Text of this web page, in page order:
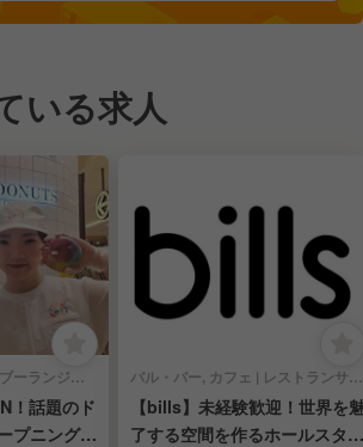
いる求人
カフェ, ベーカリー・ブーランジェリー | レストランサービス・ホールスタッフ
！話題のド
プニングス
バル・バー, カフェ | レストランサービス・ホールスタッフ
【bills】未経験歓迎！世界を
了する空間を作るホールスタッ